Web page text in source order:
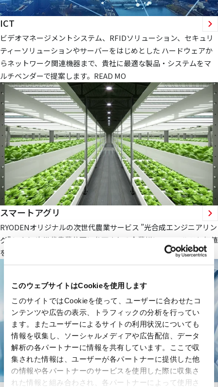
このウェブサイトはCookieを使用します
このサイトではCookieを使って、ユーザーに合わせたコ
ンテンツや広告の表示、トラフィックの分析を行ってい
ます。またユーザーによるサイトの利用状況についても
情報を収集し、ソーシャルメディアや広告配信、データ
解析の各パートナーに情報を共有しています。ここで収
集された情報は、ユーザーが各パートナーに提供した他
の情報や各パートナーのサービスを使用した際に収集さ
れた情報と組み合わされ、各パートナーによって使用さ
ICT
ビデオマネージメントシステム、RFIDソリューション、セキュリ
ティーソリューションやサーバーをはじめとした ハードウェアか
らネットワーク関連機器まで、貴社に最適な製品・システムをマ
ルチベンダーで提案します。READ MO
スマートアグリ
RYODENオリジナルの次世代農業サービス ”光合成エンジニアリン
グ” により 次世代農業分野に参画される企業様にフィールドと価値
を提供します。